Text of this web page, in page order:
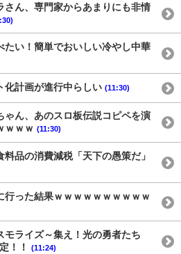
さん、専門家からあまりにも非情
たい！簡単でおいしい冷やし中華
化計画が進行中らしい (11:30)
ゃん、あのスロ板伝説コピペを演
ｗｗｗ (11:30)
料品の消費減税「天下の愚策だ」
行った結果ｗｗｗｗｗｗｗｗｗｗ
モライズ～集え！光の勇者たち
！！
(11:24)